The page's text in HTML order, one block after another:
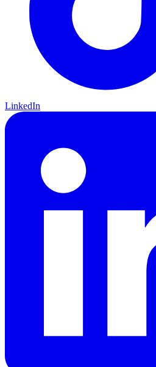
LinkedIn